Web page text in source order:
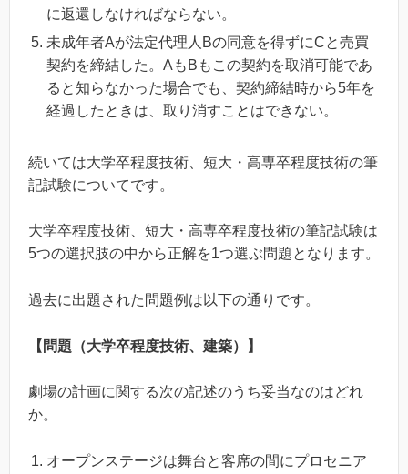
に返還しなければならない。
未成年者Aが法定代理人Bの同意を得ずにCと売買
契約を締結した。AもBもこの契約を取消可能であ
ると知らなかった場合でも、契約締結時から5年を
経過したときは、取り消すことはできない。
続いては大学卒程度技術、短大・高専卒程度技術の筆
記試験についてです。
大学卒程度技術、短大・高専卒程度技術の筆記試験は
5つの選択肢の中から正解を1つ選ぶ問題となります。
過去に出題された問題例は以下の通りです。
【問題（大学卒程度技術、建築）】
劇場の計画に関する次の記述のうち妥当なのはどれ
か。
オープンステージは舞台と客席の間にプロセニア